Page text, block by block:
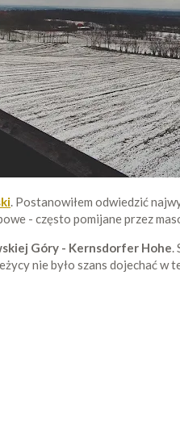
. Postanowiłem odwiedzić
- często pomijane przez
Góry - Kernsdorfer Hohe.
nie było szans dojechać